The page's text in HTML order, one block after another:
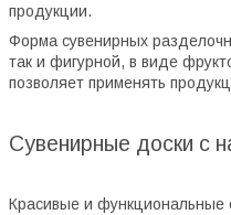
продукции.
Форма сувенирных
так и фигурной, в виде
позволяет применять
Сувенирные доски с
Красивые и функциональные